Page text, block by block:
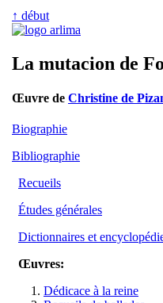
↑ début
La mutacion de
Œuvre de Christine de
Biographie
Bibliographie
Recueils
Études générales
Dictionnaires et
Œuvres:
Dédicace à la reine